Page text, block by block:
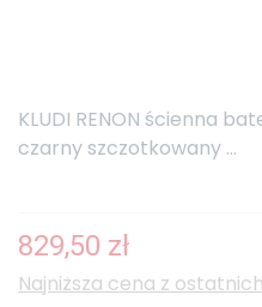
KLUDI RENON ścienna
czarny szczotkowany ...
829,50 zł
Najniższa cena z